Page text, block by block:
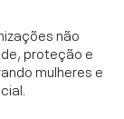
não
proteção e
mulheres e